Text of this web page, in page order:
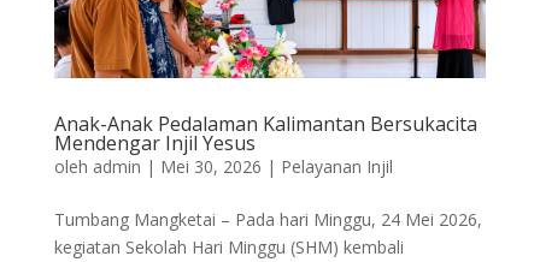
Anak-Anak Pedalaman Kalimantan Bersukacita
Mendengar Injil Yesus
oleh admin | Mei 30, 2026 | Pelayanan Injil
Tumbang Mangketai – Pada hari Minggu, 24 Mei 2026,
kegiatan Sekolah Hari Minggu (SHM) kembali